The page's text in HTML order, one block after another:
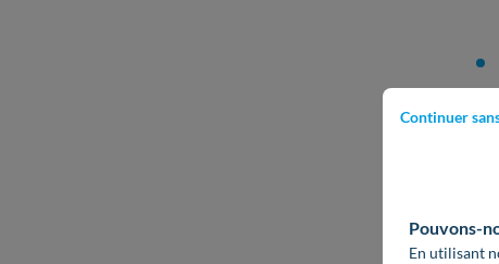
Continuer
Pouvons-
En utilisant